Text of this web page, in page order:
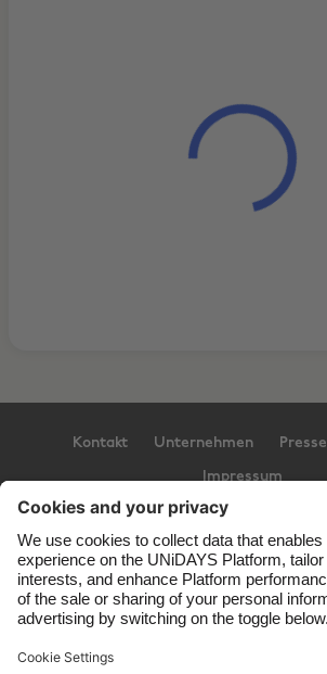
Kontakt Unternehmen Presse
Impressum